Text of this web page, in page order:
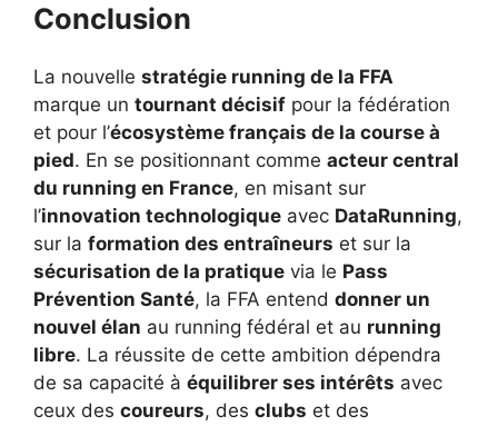
Conclusion
La nouvelle stratégie running de la FFA
marque un tournant décisif pour la fédération
et pour l’écosystème français de la course à
pied. En se positionnant comme acteur central
du running en France, en misant sur
l’innovation technologique avec DataRunning,
sur la formation des entraîneurs et sur la
sécurisation de la pratique via le Pass
Prévention Santé, la FFA entend donner un
nouvel élan au running fédéral et au running
libre. La réussite de cette ambition dépendra
de sa capacité à équilibrer ses intérêts avec
ceux des coureurs, des clubs et des